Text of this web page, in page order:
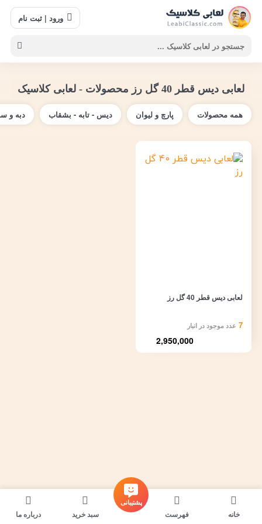
ورود | ثبت نام
لعابی دیس قطر 40 گل رز محصولات - لعابی کلاسیک
همه محصولات پارچ و لیوان دیس - تابه - بشقاب دبه و
7 عدد موجود در انبار
لعابی دیس قطر 40 گل رز
2,950,000
خانه فهرست درباره ما سبد خرید
پشتیبانی